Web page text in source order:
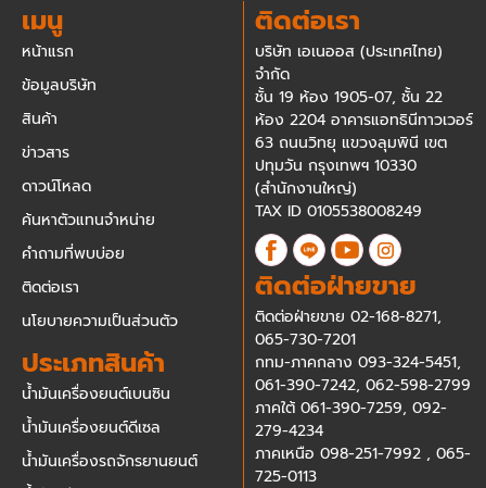
เมนู
หน้าแรก
ข้อมูลบริษัท
สินค้า
ข่าวสาร
ดาวน์โหลด
ค้นหาตัวแทนจำหน่าย
คำถามที่พบบ่อย
ติดต่อเรา
นโยบายความเป็นส่วนตัว
ประเภทสินค้า
น้ำมันเครื่องยนต์เบนซิน
น้ำมันเครื่องยนต์ดีเซล
น้ำมันเครื่องรถจักรยานยนต์
ติดต่อเรา
บริษัท เอเนออส (ประเทศไทย)
จำกัด
ชั้น 19 ห้อง 1905-07, ชั้น 22
ห้อง 2204 อาคารแอทธินีทาวเวอร์
63 ถนนวิทยุ แขวงลุมพินี เขต
ปทุมวัน กรุงเทพฯ 10330
(สำนักงานใหญ่)
TAX ID 0105538008249
ติดต่อฝ่ายขาย
ติดต่อฝ่ายขาย 02-168-8271,
065-730-7201
กทม-ภาคกลาง 093-324-5451,
061-390-7242, 062-598-2799
ภาคใต้ 061-390-7259, 092-
279-4234
ภาคเหนือ 098-251-7992 , 065-
725-0113